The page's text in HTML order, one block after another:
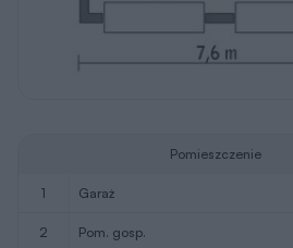
Pomieszczenie
1 garaż
2 pom. gosp.